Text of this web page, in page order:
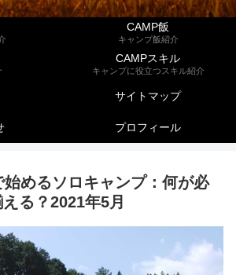
CAMP飯
キャンプ飯紹介
CAMPスキル
キャンプに役立つスキル紹介
サイトマップ
プロフィール
めるソロキャンプ：何が必
る？2021年5月